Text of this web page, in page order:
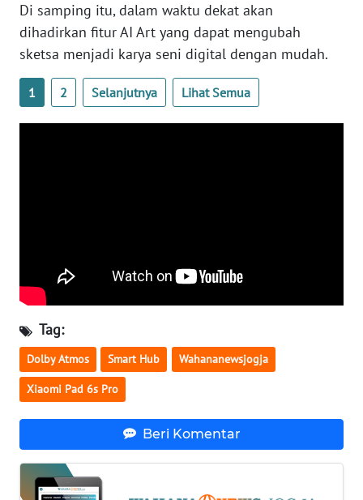
Di samping itu, dalam waktu dekat akan
dihadirkan fitur AI Art yang dapat mengubah
sketsa menjadi karya seni digital dengan mudah.
1 2 Selanjutnya Lihat Semua
Tag:
Dolby Atmos Smart Hub Wahananewsjogja
Xiaomi Pad 6s Pro
Beri Komentar
NTB
WN
SULTENG
WN
WN
BENGKULU
WN
WN
JATENG